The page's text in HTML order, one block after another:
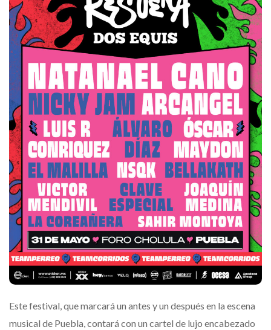
Este festival, que marcará un antes y un después en la escena
musical de Puebla, contará con un cartel de lujo encabezado